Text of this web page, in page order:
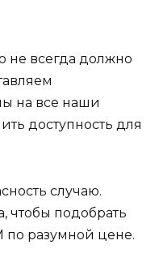
не всегда должно
на все наши
доступность для
случаю.
чтобы подобрать
разумной цене.